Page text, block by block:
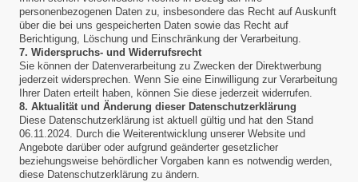
personenbezogenen Daten zu, insbesondere das Recht auf Auskunft
über die bei uns gespeicherten Daten sowie das Recht auf
Berichtigung, Löschung und Einschränkung der Verarbeitung.
7. Widerspruchs- und Widerrufsrecht
Sie können der Datenverarbeitung zu Zwecken der Direktwerbung
jederzeit widersprechen. Wenn Sie eine Einwilligung zur Verarbeitung
Ihrer Daten erteilt haben, können Sie diese jederzeit widerrufen.
8. Aktualität und Änderung dieser Datenschutzerklärung
Diese Datenschutzerklärung ist aktuell gültig und hat den Stand
06.11.2024. Durch die Weiterentwicklung unserer Website und
Angebote darüber oder aufgrund geänderter gesetzlicher
beziehungsweise behördlicher Vorgaben kann es notwendig werden,
diese Datenschutzerklärung zu ändern.